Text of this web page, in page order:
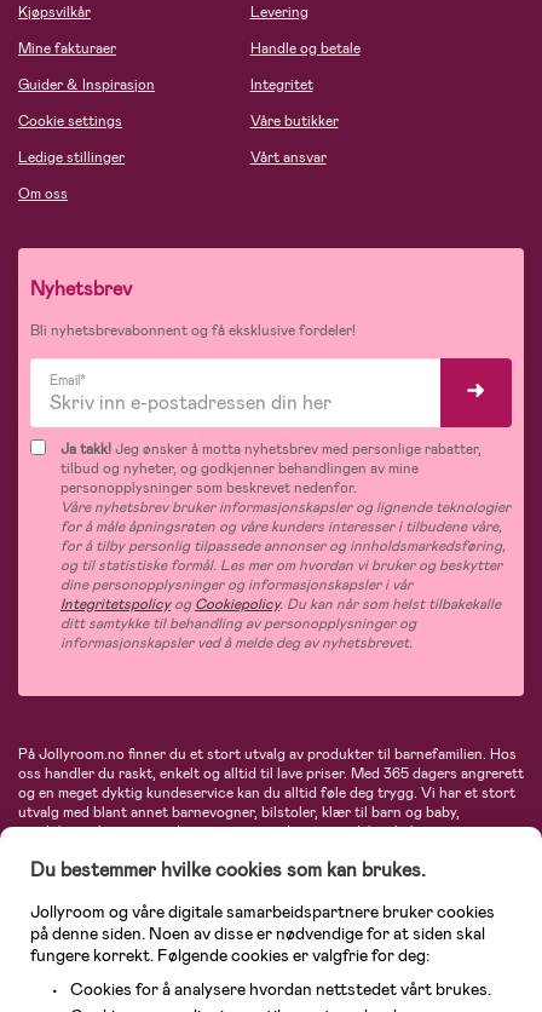
Kjøpsvilkår
Mine fakturaer
Guider & Inspirasjon
Cookie settings
Ledige stillinger
Om oss
Levering
Handle og betale
Integritet
Våre butikker
Vårt ansvar
Nyhetsbrev
Bli nyhetsbrevabonnent og få eksklusive fordeler!
Email*
Ja takk!Jeg ønsker å motta nyhetsbrev med personlige rabatter,
tilbud og nyheter, og godkjenner behandlingen av mine
personopplysninger som beskrevet nedenfor.
Våre nyhetsbrev bruker informasjonskapsler og lignende teknologier
for å måle åpningsraten og våre kunders interesser i tilbudene våre,
for å tilby personlig tilpassede annonser og innholdsmarkedsføring,
og til statistiske formål. Les mer om hvordan vi bruker og beskytter
dine personopplysninger og informasjonskapsler i vår
IntegritetspolicyogCookiepolicy. Du kan når som helst tilbakekalle
ditt samtykke til behandling av personopplysninger og
informasjonskapsler ved å melde deg av nyhetsbrevet.
På Jollyroom.no finner du et stort utvalg av produkter til barnefamilien. Hos
oss handler du raskt, enkelt og alltid til lave priser. Med 365 dagers angrerett
og en meget dyktig kundeservice kan du alltid føle deg trygg. Vi har et stort
utvalg med blant annet barnevogner, bilstoler, klær til barn og baby,
produkter til mor, mengder av inspirerende interiør, leker, babyustyr og mye
Maxi-Cosi, Baby Jogger, BabyBjörn, Didriksons, KidKraft, Ergobaby, Philips
største nettbutikk for barn og baby!
Du bestemmer hvilke cookies som kan brukes.
Jollyroom og våre digitale samarbeidspartnere bruker cookies
på denne siden. Noen av disse er nødvendige for at siden skal
fungere korrekt. Følgende cookies er valgfrie for deg:
Cookies for å analysere hvordan nettstedet vårt brukes.